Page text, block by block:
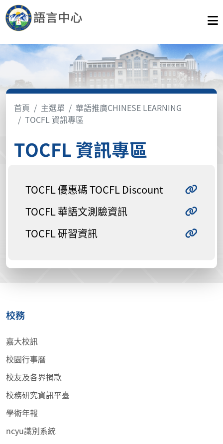
首頁 主選單
華語推廣CHINESE LEARNING
TOCFL 資訊專區
TOCFL 資訊專區
TOCFL 優惠碼 TOCFL Discount
TOCFL 華語文測驗資訊
TOCFL 研習資訊
校務
嘉大校訊
校園行事曆
校友及各界捐款
校務研究資訊平臺
學術年報
ncyu識別系統